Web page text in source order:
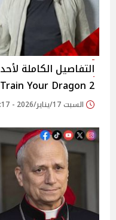
Train Your Dragon 2
السبت 17/يناير/2026 - 11:17 م